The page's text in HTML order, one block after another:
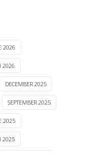
2026
2026
DECEMBER 2025
SEPTEMBER 2025
2025
2025